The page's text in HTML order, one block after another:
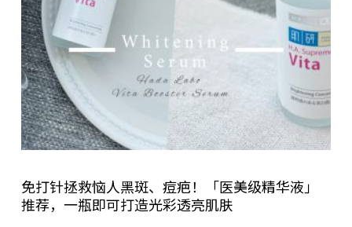
免打针拯救恼人黑斑、痘疤！「医美级精华液」
推荐，一瓶即可打造光彩透亮肌肤